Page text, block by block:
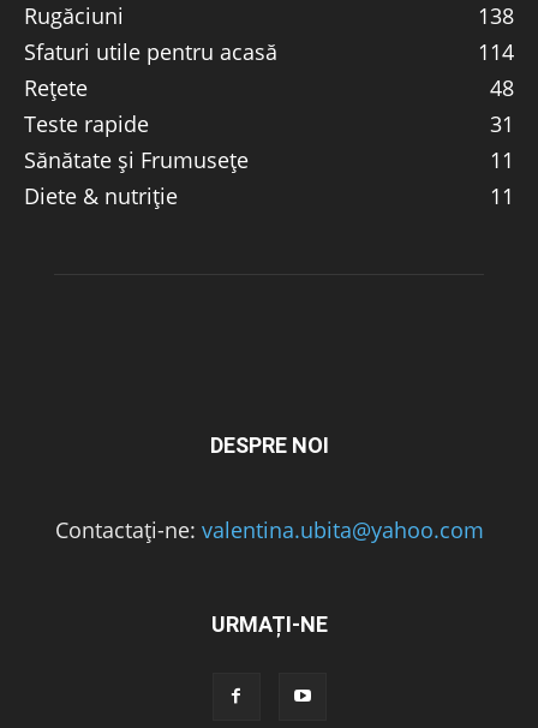
Rugăciuni
138
Sfaturi utile pentru acasă
114
Rețete
48
Teste rapide
31
Sănătate și Frumusețe
11
Diete & nutriție
11
DESPRE NOI
Contactați-ne: valentina.ubita@yahoo.com
URMAȚI-NE